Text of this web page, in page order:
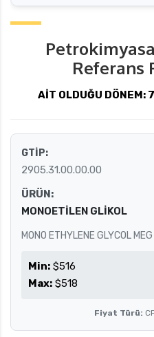
Pzt — Cmt: 09:00 — 18:00
Referans
AİT OLDUĞU
GTİP:
2905.31.00.00.00
ÜRÜN:
MONOETİLEN GLİKOL
MONO ETHYLENE GLYCOL
Min: $516
Max: $518
Fiyat Türü: